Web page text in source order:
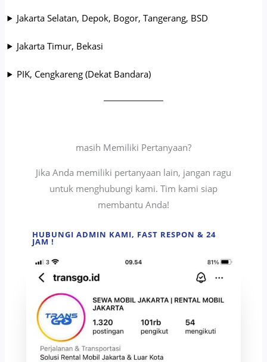
Jakarta Selatan, Depok, Bogor, Tangerang, BSD
Jakarta Timur, Bekasi
PIK, Cengkareng (Dekat Bandara)
masih Memiliki Pertanyaan?
Jika Anda memiliki pertanyaan lain, jangan ragu
untuk menghubungi kami. Tim kami siap
membantu Anda!
HUBUNGI ADMIN KAMI, FAST RESPON & 24
JAM !